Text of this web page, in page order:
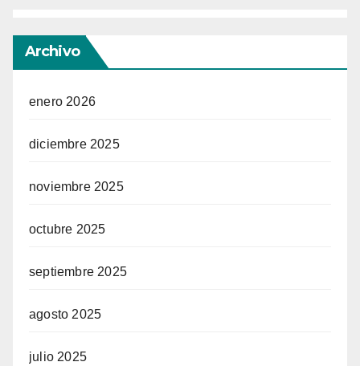
Archivo
enero 2026
diciembre 2025
noviembre 2025
octubre 2025
septiembre 2025
agosto 2025
julio 2025